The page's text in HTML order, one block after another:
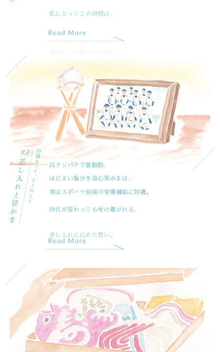
高タンパクで低脂肪、
ほどよい塩分を含む笹かまは、
実はスポーツ前後の栄養補給に好適。
時代が変わっても受け継がれる、